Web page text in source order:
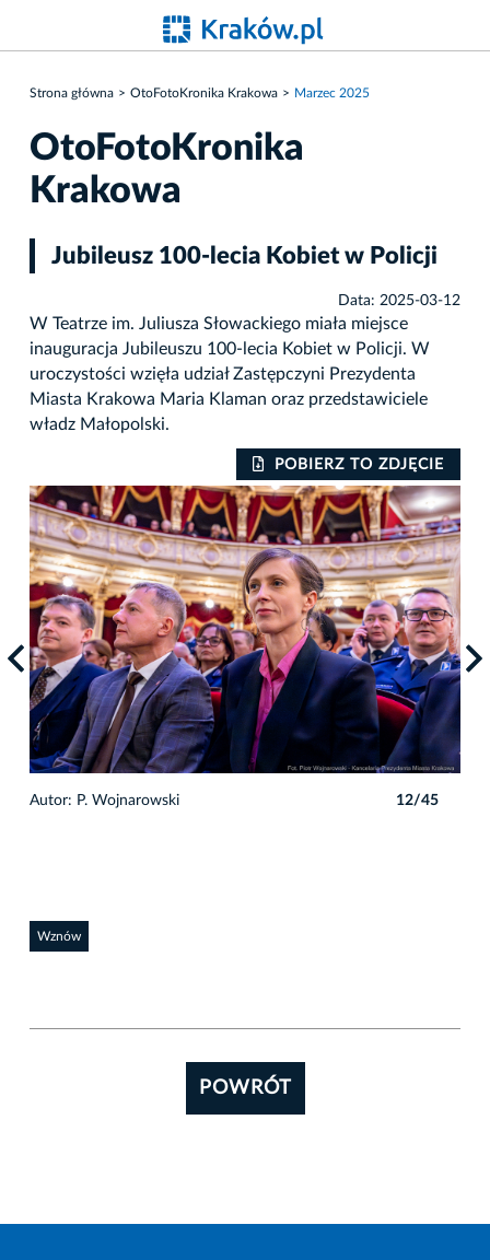
Strona główna OtoFotoKronika Krakowa Marzec 2025
OtoFotoKronika
Krakowa
Jubileusz 100-lecia Kobiet w Policji
Data: 2025-03-12
W Teatrze im. Juliusza Słowackiego miała miejsce
inauguracja Jubileuszu 100-lecia Kobiet w Policji. W
uroczystości wzięła udział Zastępczyni Prezydenta
Miasta Krakowa Maria Klaman oraz przedstawiciele
władz Małopolski.
POBIERZ TO ZDJĘCIE
Autor: P. Wojnarowski 12/45
Wznów
POWRÓT